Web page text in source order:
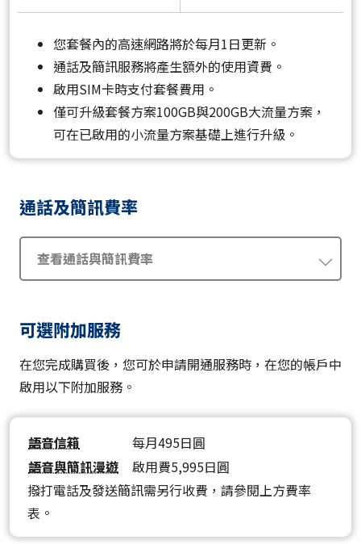
您套餐內的高速網路將於每月1日更新。
通話及簡訊服務將產生額外的使用資費。
啟用SIM卡時支付套餐費用。
僅可升級套餐方案100GB與200GB大流量方案，
可在已啟用的小流量方案基礎上進行升級。
通話及簡訊費率
查看通話與簡訊費率
可選附加服務
在您完成購買後，您可於申請開通服務時，在您的帳戶中
啟用以下附加服務。
語音信箱
每月495日圓
語音與簡訊漫遊
啟用費5,995日圓
撥打電話及發送簡訊需另行收費，請參閱上方費率
表。